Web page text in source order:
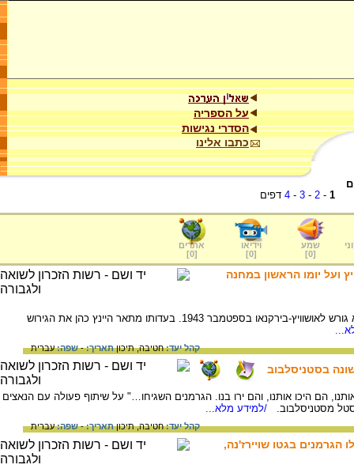
על הספריה
הסדרי נגישות
כתבו אלינו
1
-
2
-
3
-
4 דפים
שמע
[
0
]
וידיאו
[
0
]
אתרים
[
0
]
ועל יומו הראשון במחנה
כהן, היינץ, יליד בלדנבורג, גרמניה, 1920: הוא גורש לאושוויץ-בירקנאו בספטמבר 1943. בעדותו מתאר היינץ כהן את הגירוש
קהל יעד:חטיבה,תיכוןתאריך:-שפה:עברית
בסטניסלבוב
הם היכו אותנו, והם ירו בנו. הגרמנים השגיחו…" על שיתוף פעולה עם הנאצים
מסטניסלבוב.
/למידע מלא...
קהל יעד:חטיבה,תיכוןתאריך:-שפה:עברית
הגרמנים בגטו שויירז'נה,